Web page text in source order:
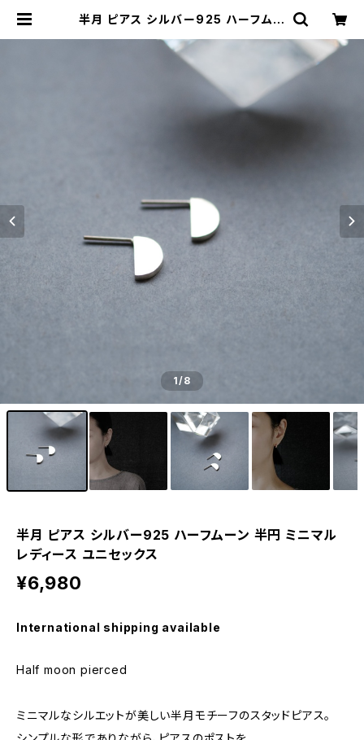
半月 ピアス シルバー925 ハーフムー
クス | クラウドジュエリー(Cloud-je
welry) レディース メンズ アクセサリ
ー ネックレス ピアス 指輪 ギフト
1/8
半月 ピアス シルバー925 ハーフムーン 半円 ミニマル
レディース ユニセックス
¥6,980
International shipping available
Half moon pierced
ミニマルなシルエットが美しい半月モチーフのスタッドピアス。